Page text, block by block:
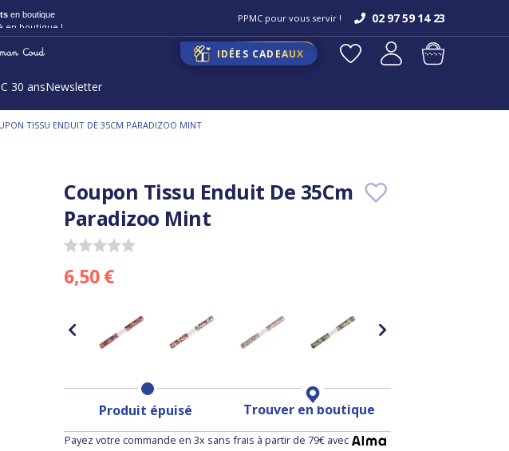
en boutique
en boutique !
PPMC pour vous servir ! 02 97 59 14 23
IDÉES CADEAUX
30 ansNewsletter
TISSU ENDUIT DE 35CM PARADIZOO MINT
Coupon Tissu Enduit De 35Cm
Paradizoo Mint
6,50 €
Produit épuisé Trouver en boutique
Payez votre commande en 3x sans frais à partir de 79€ avec